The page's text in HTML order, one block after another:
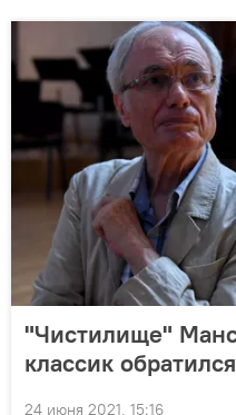
"Чистилище"
классик
24 июня 2021, 15:16